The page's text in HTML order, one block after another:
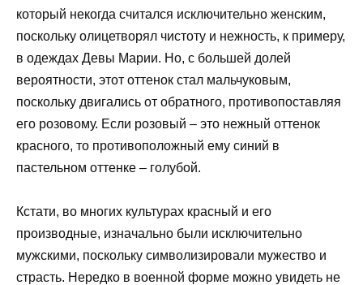
который некогда считался исключительно женским,
поскольку олицетворял чистоту и нежность, к примеру,
в одеждах Девы Марии. Но, с большей долей
вероятности, этот оттенок стал мальчуковым,
поскольку двигались от обратного, противопоставляя
его розовому. Если розовый – это нежный оттенок
красного, то противоположный ему синий в
пастельном оттенке – голубой.
Кстати, во многих культурах красный и его
производные, изначально были исключительно
мужскими, поскольку символизировали мужество и
страсть. Нередко в военной форме можно увидеть не